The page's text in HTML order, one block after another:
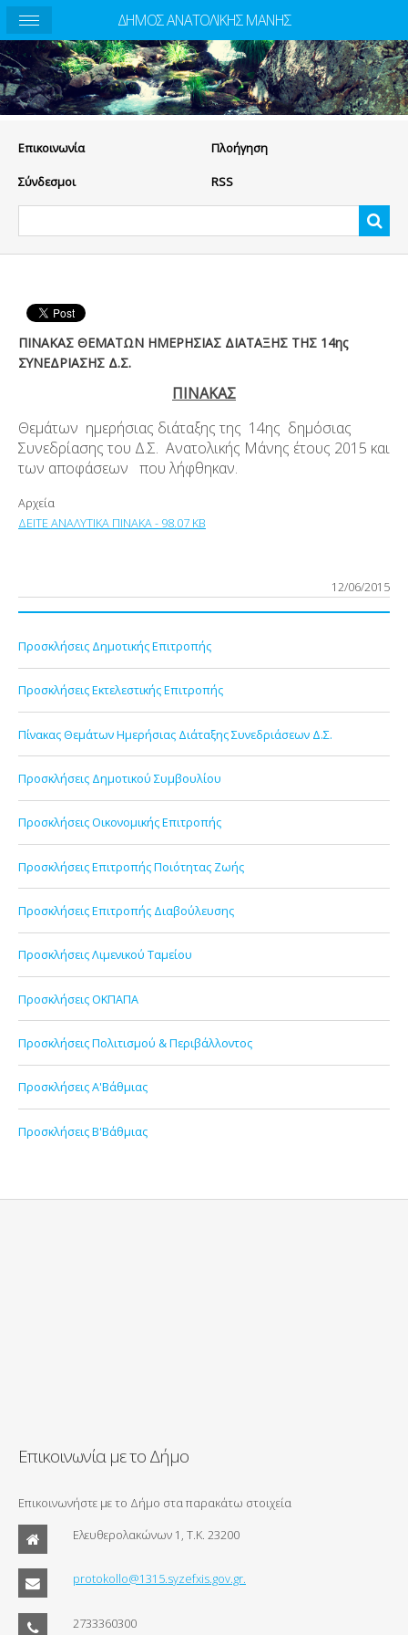
Eπικοινωνία Πλοήγηση
Σύνδεσμοι RSS
ΠΙΝΑΚΑΣ ΘΕΜΑΤΩΝ ΗΜΕΡΗΣΙΑΣ ΔΙΑΤΑΞΗΣ ΤΗΣ 14ης
ΣΥΝΕΔΡΙΑΣΗΣ Δ.Σ.
ΠΙΝΑΚΑΣ
Θεμάτων ημερήσιας διάταξης της 14ης δημόσιας
Συνεδρίασης του Δ.Σ. Ανατολικής Μάνης έτους 2015 και
των αποφάσεων που λήφθηκαν.
Αρχεία
ΔΕΙΤΕ ΑΝΑΛΥΤΙΚΑ ΠΙΝΑΚΑ - 98.07 KB
12/06/2015
Προσκλήσεις Δημοτικής Επιτροπής
Προσκλήσεις Εκτελεστικής Επιτροπής
Πίνακας Θεμάτων Ημερήσιας Διάταξης Συνεδριάσεων Δ.Σ.
Προσκλήσεις Δημοτικού Συμβουλίου
Προσκλήσεις Οικονομικής Επιτροπής
Προσκλήσεις Επιτροπής Ποιότητας Ζωής
Προσκλήσεις Επιτροπής Διαβούλευσης
Προσκλήσεις Λιμενικού Ταμείου
Προσκλήσεις ΟΚΠΑΠΑ
Προσκλήσεις Πολιτισμού & Περιβάλλοντος
Προσκλήσεις Α'Βάθμιας
Προσκλήσεις Β'Βάθμιας
Επικοινωνία με το Δήμο
Επικοινωνήστε με το Δήμο στα παρακάτω στοιχεία
Ελευθερολακώνων 1, Τ.Κ. 23200
protokollo@1315.syzefxis.gov.gr.
2733360300
ΔΗΜΟΣ ΑΝΑΤΟΛΙΚΗΣ ΜΑΝΗΣ